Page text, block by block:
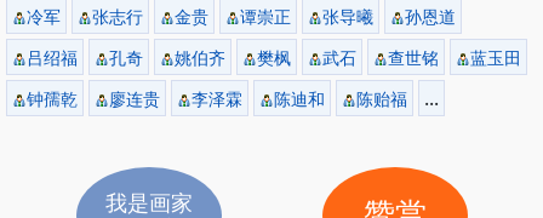
冷军
张志行 金贵 谭崇正 张导曦
孙恩道
吕绍福
孔奇 姚伯齐 樊枫 武石 查世铭
蓝玉田
钟孺乾
廖连贵 李泽霖 陈迪和 陈贻福 ...
我是画家